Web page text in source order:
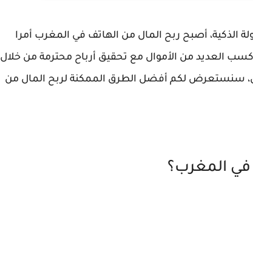
الذكية، أصبح ربح المال من الهاتف في المغرب أمرا
من الأموال مع تحقيق أرباح محترمة من خلال
سنستعرض لكم أفضل الطرق الممكنة لربح المال من
في المغرب؟